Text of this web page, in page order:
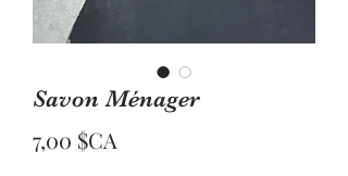
Savon Ménager
7,00 $CA